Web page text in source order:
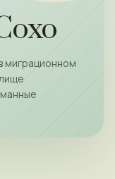
миграционном